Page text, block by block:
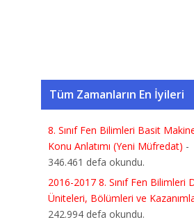
Tüm Zamanların En İyileri
8. Sınıf Fen Bilimleri Basit
Konu Anlatımı (Yeni Müfredat) -
346.461 defa okundu.
2016-2017 8. Sınıf Fen Bilimleri
Üniteleri, Bölümleri ve
242.994 defa okundu.